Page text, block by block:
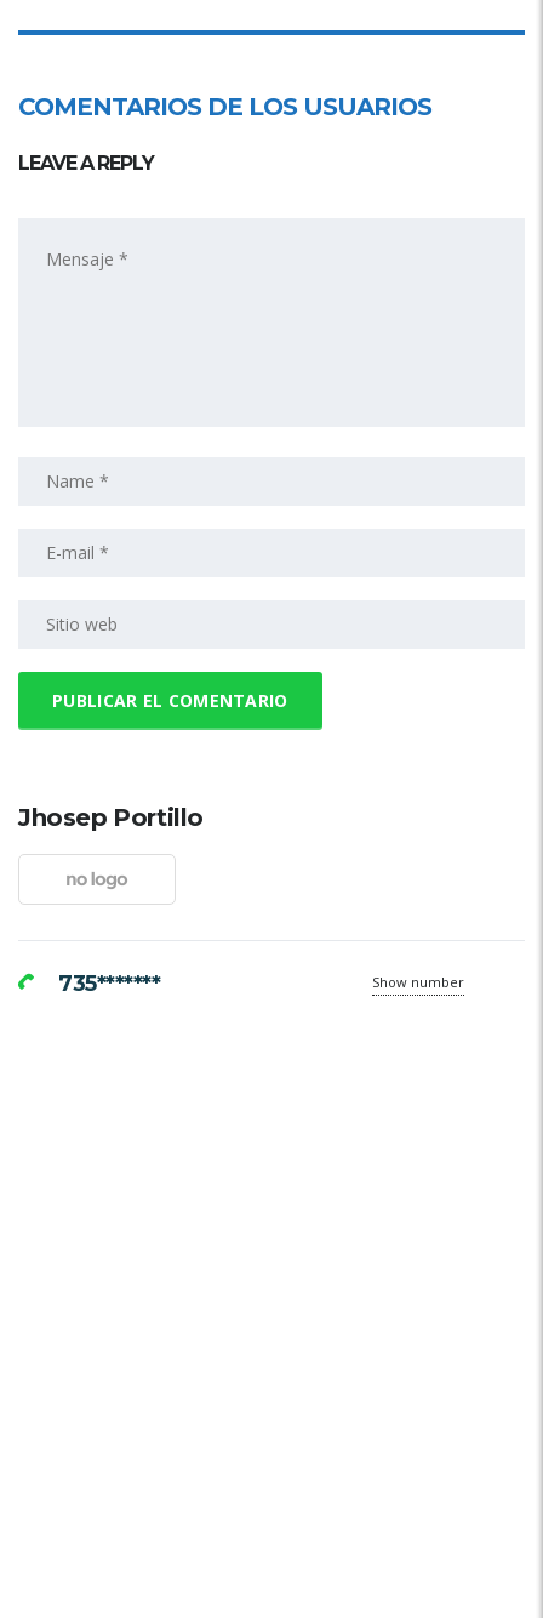
COMENTARIOS DE LOS USUARIOS
LEAVE A REPLY
Jhosep Portillo
735******* Show number